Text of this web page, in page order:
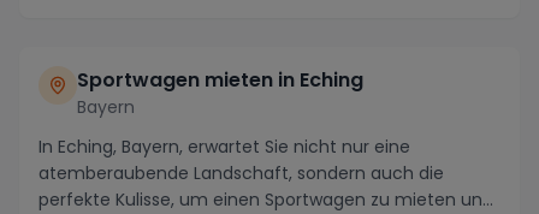
Sportwagen mieten in Eching
Bayern
In Eching, Bayern, erwartet Sie nicht nur eine
atemberaubende Landschaft, sondern auch die
perfekte Kulisse, um einen Sportwagen zu mieten und